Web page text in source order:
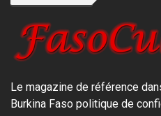
Le magazine de référence
Burkina Faso politique de